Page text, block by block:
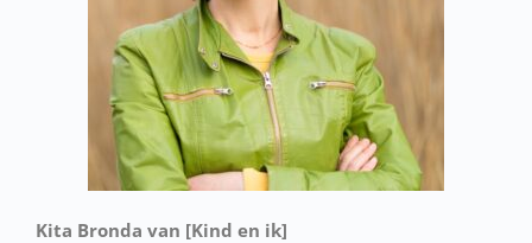
Kita Bronda van [Kind en ik]